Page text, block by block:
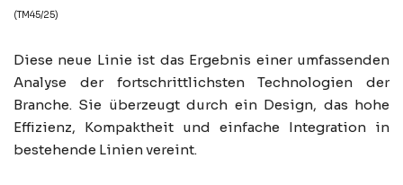
(TM45/25)
Diese neue Linie ist das Ergebnis einer umfassenden
Analyse der fortschrittlichsten Technologien der
Branche. Sie überzeugt durch ein Design, das hohe
Effizienz, Kompaktheit und einfache Integration in
bestehende Linien vereint.